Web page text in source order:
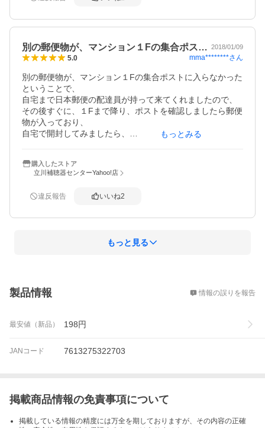
別の郵便物が、マンション１Fの集合ポス… 2018/01/09
5.0 mma********さん
別の郵便物が、マンション１Fの集合ポストに入らなかった
ということで、
自宅まで日本郵便の配達員が持って来てくれましたので、
その後すぐに、１Fまで降り、ポストを確認しましたら郵便
物が入っており、
自宅で開封してみましたら、
入っておりました。
もっとみる
購入したストア
立川補聴器センターYahoo!店
違反報告 いいね2
もっと見る
製品情報 情報の誤りを報告
最安値（新品） 198円
JANコード 7613275322703
掲載商品情報の免責事項について
掲載している情報の精度には万全を期しておりますが、その内容の正確